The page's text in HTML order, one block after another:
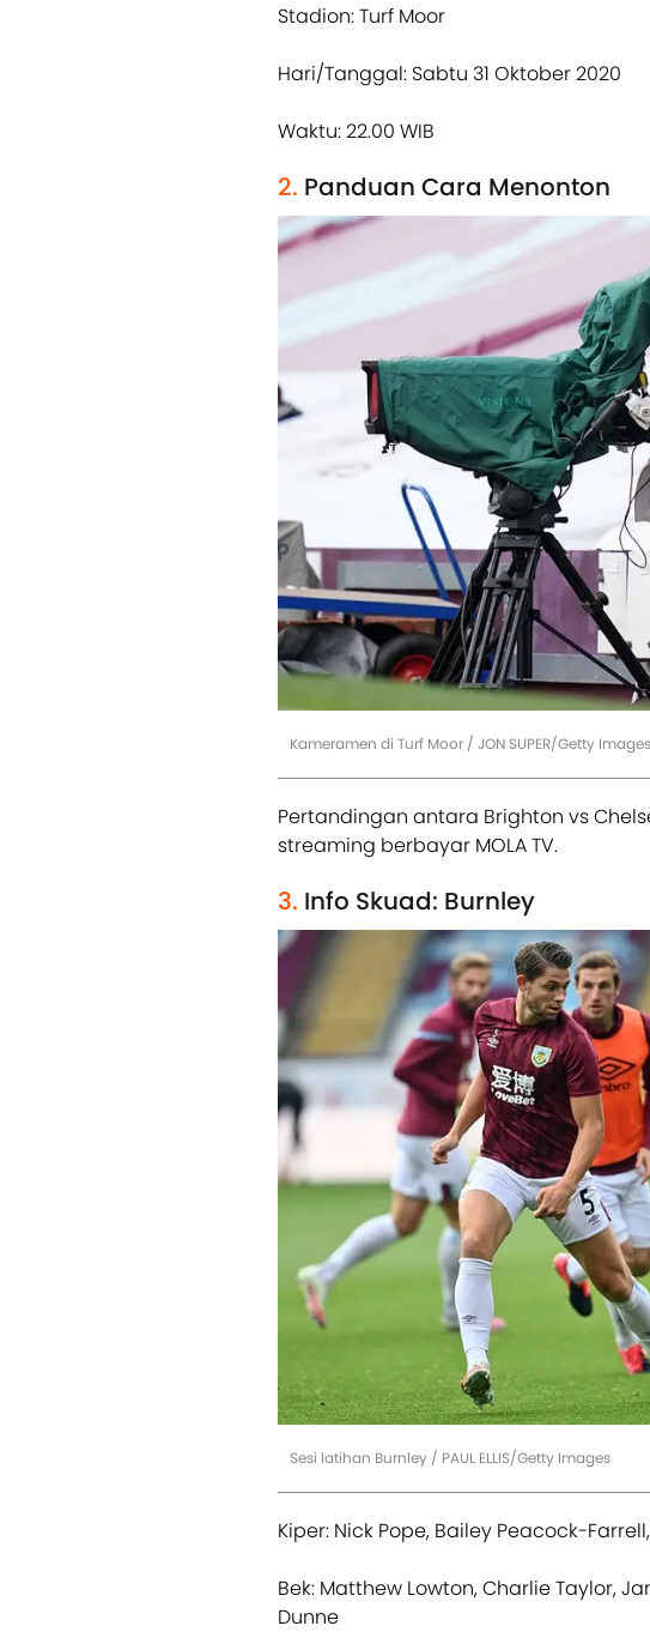
Stadion: Turf Moor
Hari/Tanggal: Sabtu 31 Oktober 2020
Waktu: 22.00 WIB
2. Panduan Cara Menonton
Kameramen di Turf Moor / JON SUPER/Getty Images
Pertandingan antara Brighton vs
streaming berbayar MOLA TV.
3. Info Skuad: Burnley
Sesi latihan Burnley / PAUL ELLIS/Getty Images
Kiper: Nick Pope, Bailey Peacock-
Bek: Matthew Lowton, Charlie Taylor,
Dunne